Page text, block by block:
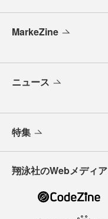
MarkeZine
ニュース
特集
翔泳社のWebメディア